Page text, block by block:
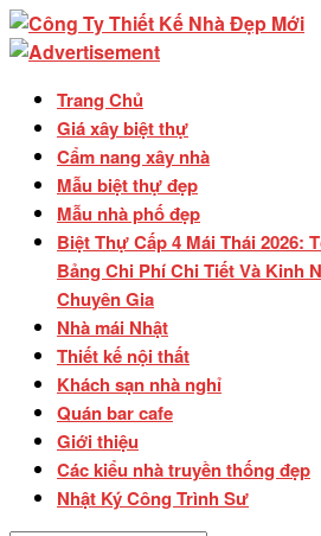
Trang Chủ
Giá xây biệt thự
Cẩm nang xây nhà
Mẫu biệt thự đẹp
Mẫu nhà phố đẹp
Biệt Thự Cấp 4 Mái Thái 2026:
Bảng Chi Phí Chi Tiết Và Kinh
Chuyên Gia
Nhà mái Nhật
Thiết kế nội thất
Khách sạn nhà nghỉ
Quán bar cafe
Giới thiệu
Các kiểu nhà truyền thống đẹp
Nhật Ký Công Trình Sư